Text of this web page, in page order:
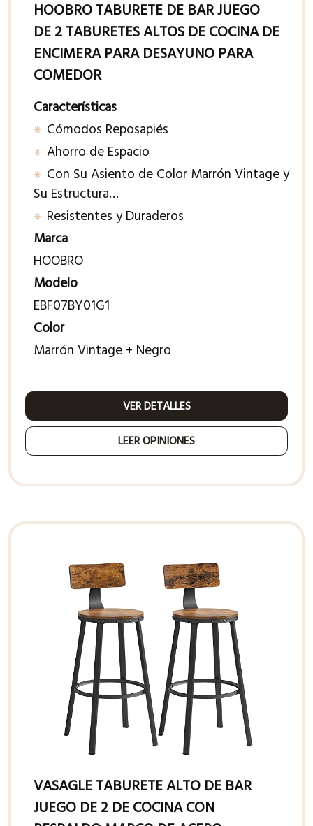
HOOBRO TABURETE DE BAR JUEGO
DE 2 TABURETES ALTOS DE COCINA DE
ENCIMERA PARA DESAYUNO PARA
COMEDOR
Características
Cómodos Reposapiés
Ahorro de Espacio
Con Su Asiento de Color Marrón Vintage y
Su Estructura…
Resistentes y Duraderos
Marca
HOOBRO
Modelo
EBF07BY01G1
Color
Marrón Vintage + Negro
VER DETALLES
LEER OPINIONES
VASAGLE TABURETE ALTO DE BAR
JUEGO DE 2 DE COCINA CON